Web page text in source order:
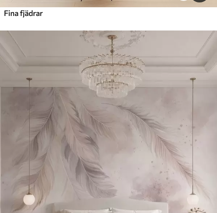
Fina fjädrar